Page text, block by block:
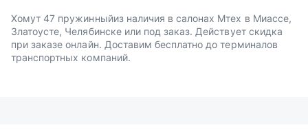
Хомут 47 пружинныйиз наличия в салонах Мтех в Миассе,
Златоусте, Челябинске или под заказ. Действует скидка
при заказе онлайн. Доставим бесплатно до терминалов
транспортных компаний.